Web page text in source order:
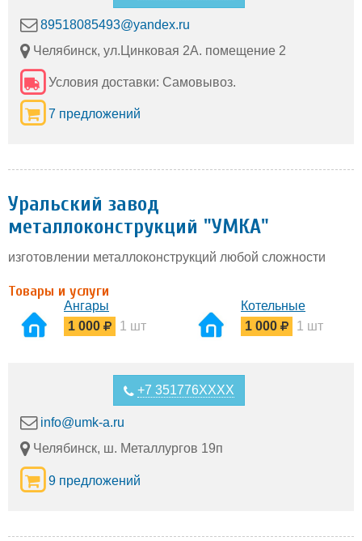
89518085493@yandex.ru
Челябинск, ул.Цинковая 2А. помещение 2
Условия доставки: Самовывоз.
7 предложений
Уральский завод
металлоконструкций "УМКА"
изготовлении металлоконструкций любой сложности
Товары и услуги
Ангары
1 000
1 шт
Котельные
1 000
1 шт
+7 351776XXXX
info@umk-a.ru
Челябинск, ш. Металлургов 19п
9 предложений